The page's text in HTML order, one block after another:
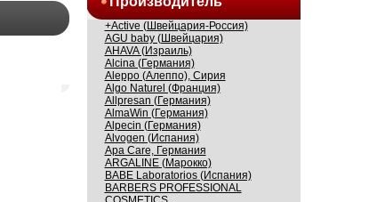
+Active (Швейцария-Россия)
AGU baby (Швейцария)
AHAVA (Израиль)
Alcina (Германия)
Aleppo (Алеппо), Сирия
Algo Naturel (Франция)
Allpresan (Германия)
AlmaWin (Германия)
Alpecin (Германия)
Alvogen (Испания)
Apa Care, Германия
ARGALINE (Марокко)
BABE Laboratorios (Испания)
BARBERS PROFESSIONAL